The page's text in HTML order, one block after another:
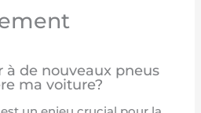
à de nouveaux pneus
ma voiture?